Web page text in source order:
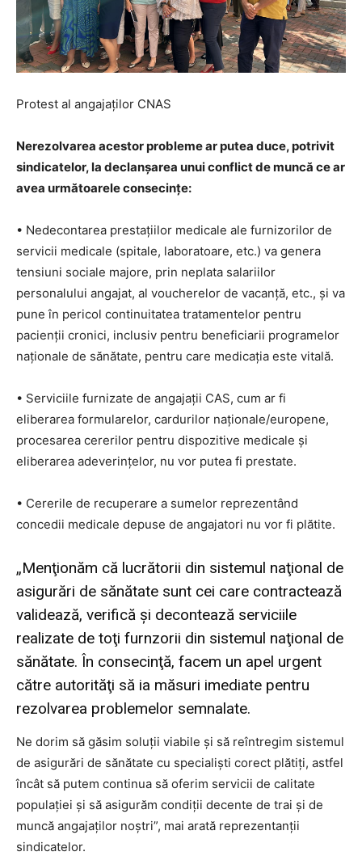
Protest al angajaților CNAS
Nerezolvarea acestor probleme ar putea duce, potrivit
sindicatelor, la declanșarea unui conflict de muncă ce ar
avea următoarele consecinţe:
• Nedecontarea prestaţiilor medicale ale furnizorilor de
servicii medicale (spitale, laboratoare, etc.) va genera
tensiuni sociale majore, prin neplata salariilor
personalului angajat, al voucherelor de vacanţă, etc., şi va
pune în pericol continuitatea tratamentelor pentru
pacienţii cronici, inclusiv pentru beneficiarii programelor
naţionale de sănătate, pentru care medicaţia este vitală.
• Serviciile furnizate de angajaţii CAS, cum ar fi
eliberarea formularelor, cardurilor naţionale/europene,
procesarea cererilor pentru dispozitive medicale şi
eliberarea adeverinţelor, nu vor putea fi prestate.
• Cererile de recuperare a sumelor reprezentând
concedii medicale depuse de angajatori nu vor fi plătite.
„Menţionăm că lucrătorii din sistemul naţional de
asigurări de sănătate sunt cei care contractează
validează, verifică şi decontează serviciile
realizate de toţi furnzorii din sistemul naţional de
sănătate. În consecinţă, facem un apel urgent
către autorităţi să ia măsuri imediate pentru
rezolvarea problemelor semnalate.
Ne dorim să găsim soluţii viabile şi să reîntregim sistemul
de asigurări de sănătate cu specialişti corect plătiţi, astfel
încât să putem continua să oferim servicii de calitate
populaţiei şi să asigurăm condiţii decente de trai şi de
muncă angajaţilor noştri”, mai arată reprezentanții
sindicatelor.